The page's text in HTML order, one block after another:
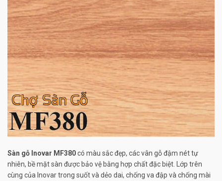
Sàn gỗ Inovar MF380có màu sắc đẹp, các vân gỗ đậm nét tự
nhiên, bề mặt sàn được bảo vệ bằng hợp chất đặc biệt. Lớp trên
cùng của Inovar trong suốt và dẻo dai, chống va đập và chống mài